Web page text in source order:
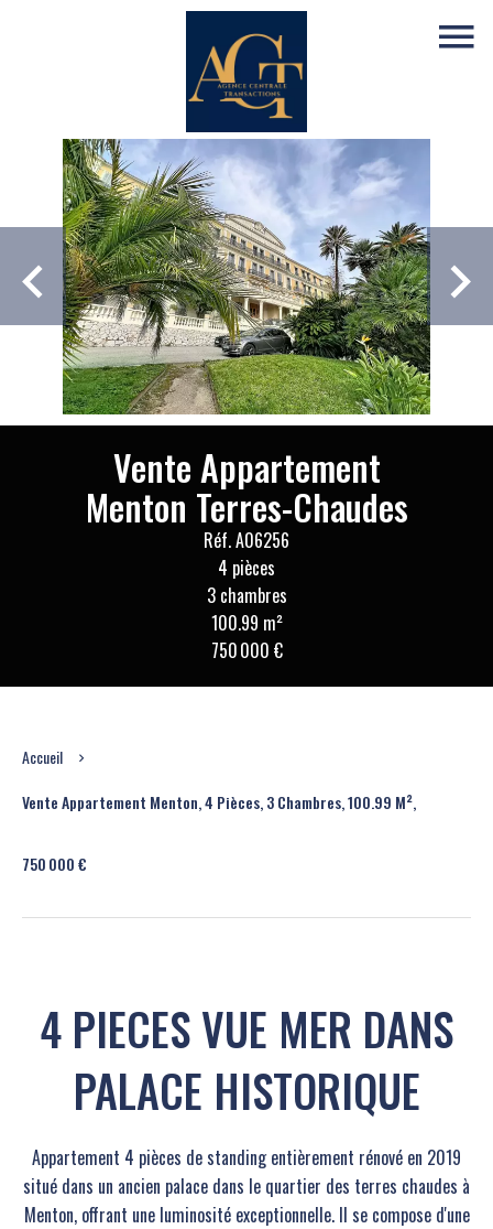
Vente Appartement
Menton Terres-Chaudes
Réf. A06256
4 pièces
3 chambres
100.99 m²
750 000 €
Accueil
Vente Appartement Menton, 4 Pièces, 3 Chambres, 100.99 M²,
750 000 €
4 PIECES VUE MER DANS
PALACE HISTORIQUE
Appartement 4 pièces de standing entièrement rénové en 2019
situé dans un ancien palace dans le quartier des terres chaudes à
Menton, offrant une luminosité exceptionnelle. Il se compose d'une